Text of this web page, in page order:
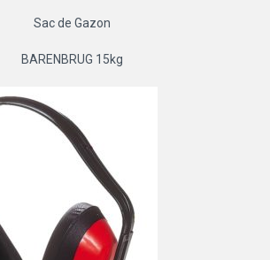
Sac de Gazon
BARENBRUG 15kg